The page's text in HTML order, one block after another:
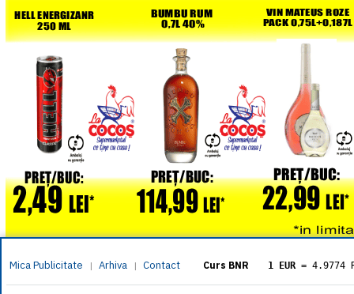
Mica Publicitate | Arhiva | Contact Curs BNR 1 EUR = 4.9774